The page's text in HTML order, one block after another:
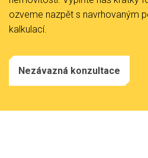
ozveme nazpět s navrhovaným
kalkulací.
Nezávazná konzultace